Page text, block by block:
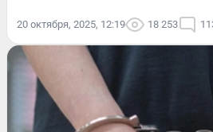
20 октября, 2025, 12:19 18 253